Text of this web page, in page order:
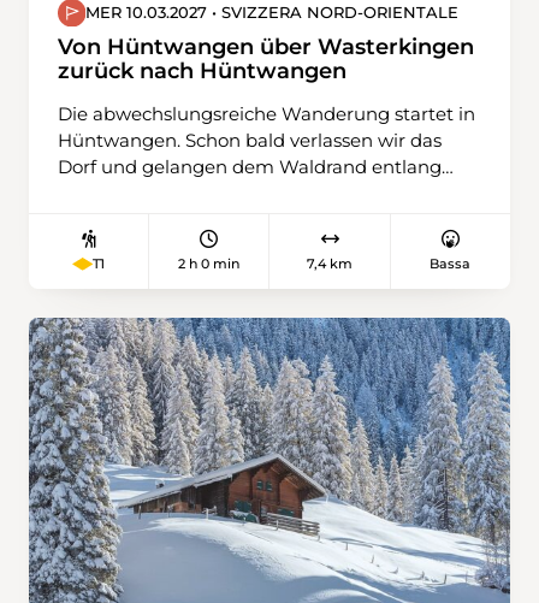
MER 10.03.2027 • SVIZZERA NORD-ORIENTALE
Von Hüntwangen über Wasterkingen
zurück nach Hüntwangen
Die abwechslungsreiche Wanderung startet in
Hüntwangen. Schon bald verlassen wir das
Dorf und gelangen dem Waldrand entlang
ein schmuckes Dorf mit vielen schönen
Riegelhäusern. Nun führt uns der Weg an
hinauf zum Bergheim. Jetzt ist es nicht mehr
weit bis zur Landesgrenze, deren wir ein Stück
folgen werden. Durch Wald und teils schmale
Pfade geht es immer leicht bergab, vorbei an
der Forsthütte zum Langacker mit herrlicher
Aussicht übers Tal. Auf Feldwegen und
entlang von Rebbergen wandern wir hinunter
nach Hüntwangen ans Ziel der Wanderung.
T1 2 h 0 min 7,4 km Bassa